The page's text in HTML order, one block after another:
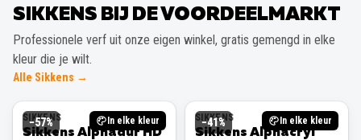
SIKKENS BIJ DE VOORDEELMARKT
Professionele verf uit onze eigen winkel, gratis gemengd in elke
kleur die je wilt.
Alle Sikkens →
−57% In elke kleur
SIKKENS
Sikkens Alphadur HD
−41% In elke kleur
SIKKENS
Sikkens Alphacryl